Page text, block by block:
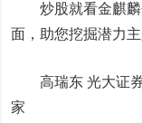
炒股就看金麒麟
面，助您挖掘潜力主
高瑞东光大证
家